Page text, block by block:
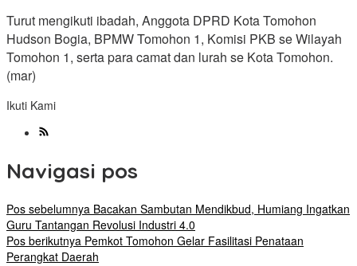
Turut mengikuti ibadah, Anggota DPRD Kota Tomohon
Hudson Bogia, BPMW Tomohon 1, Komisi PKB se Wilayah
Tomohon 1, serta para camat dan lurah se Kota Tomohon.
(mar)
Ikuti Kami
Navigasi pos
Pos sebelumnya Bacakan Sambutan Mendikbud, Humiang Ingatkan
Guru Tantangan Revolusi Industri 4.0
Pos berikutnya Pemkot Tomohon Gelar Fasilitasi Penataan
Perangkat Daerah